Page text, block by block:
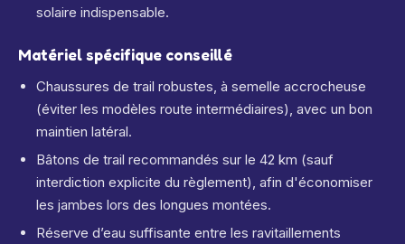
solaire indispensable.
Matériel spécifique conseillé
Chaussures de trail robustes, à semelle accrocheuse
(éviter les modèles route intermédiaires), avec un bon
maintien latéral.
Bâtons de trail recommandés sur le 42 km (sauf
interdiction explicite du règlement), afin d'économiser
les jambes lors des longues montées.
Réserve d’eau suffisante entre les ravitaillements